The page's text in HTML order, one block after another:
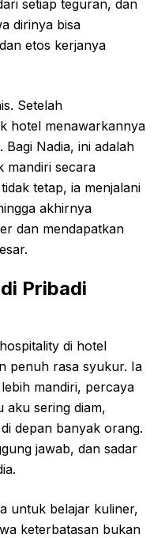
setiap teguran, dan
dirinya bisa
etos kerjanya
Setelah
hotel menawarkannya
Bagi Nadia, ini adalah
mandiri secara
tetap, ia menjalani
akhirnya
dan mendapatkan
Pribadi
di hotel
penuh rasa syukur. Ia
mandiri, percaya
aku sering diam,
depan banyak orang.
jawab, dan sadar
untuk belajar kuliner,
keterbatasan bukan